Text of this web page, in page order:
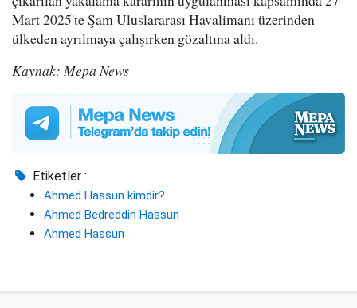
Mart 2025'te Şam Uluslararası Havalimanı üzerinden
ülkeden ayrılmaya çalışırken gözaltına aldı.
Kaynak: Mepa News
Etiketler :
Ahmed Hassun kimdir?
Ahmed Bedreddin Hassun
Ahmed Hassun